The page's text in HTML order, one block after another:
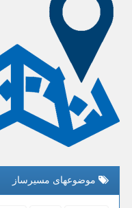
موضوعهای مسیرساز